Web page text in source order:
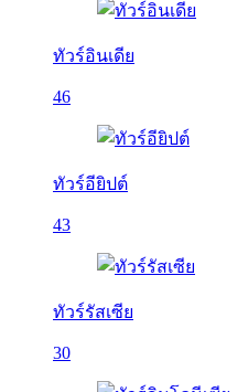
ทัวร์อินเดีย
46
ทัวร์อียิปต์
43
ทัวร์รัสเซีย
30